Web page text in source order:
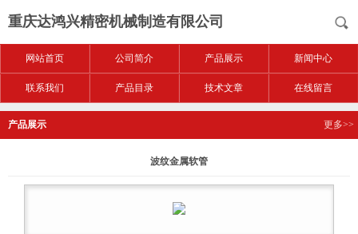
重庆达鸿兴精密机械制造有限公司
网站首页 公司简介 产品展示 新闻中心
联系我们 产品目录 技术文章 在线留言
产品展示 更多>>
波纹金属软管